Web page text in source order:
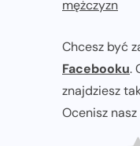
mężczyzn
Chcesz być
Facebooku.
znajdziesz
Ocenisz